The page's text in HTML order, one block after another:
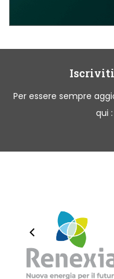
Per essere sempre
qui :